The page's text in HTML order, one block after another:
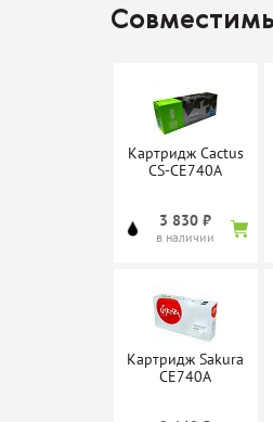
Картридж Cactus
CS-CE740A
3 830 ₽
в наличии
Картридж Sakura
CE740A